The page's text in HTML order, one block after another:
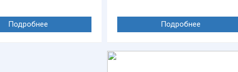
Подробнее Подробнее